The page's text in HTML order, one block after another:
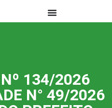
Nº 134/2026
N° 49/2026